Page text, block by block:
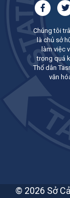
Chúng tôi
là chủ sở
làm việc
trong quá
Thổ dân
văn
© 2026 Sở